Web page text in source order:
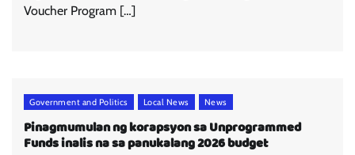
Voucher Program […]
Government and Politics Local News News
Pinagmumulan ng korapsyon sa Unprogrammed
Funds inalis na sa panukalang 2026 budget